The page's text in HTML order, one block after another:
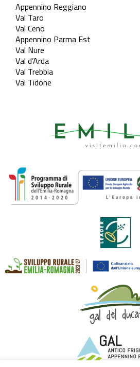
Appennino Reggiano
Val Taro
Val Ceno
Appennino Parma Est
Val Nure
Val d’Arda
Val Trebbia
Val Tidone